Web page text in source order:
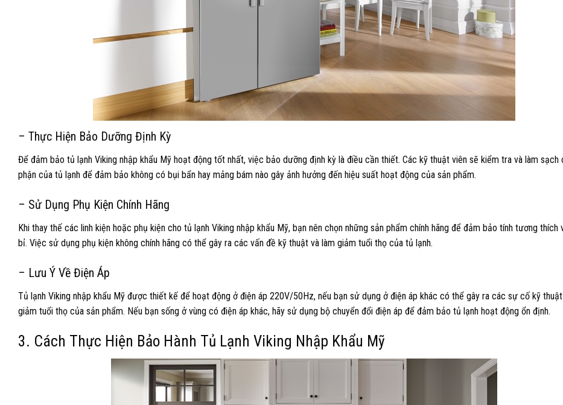
– Thực Hiện Bảo Dưỡng Định Kỳ
Để đảm bảo tủ lạnh Viking nhập khẩu Mỹ hoạt động tốt nhất, việc bảo dưỡng định kỳ là điều cần thiết. Các kỹ thuật viên sẽ kiểm tra và làm sạch
phận của tủ lạnh để đảm bảo không có bụi bẩn hay mảng bám nào gây ảnh hưởng đến hiệu suất hoạt động của sản phẩm.
– Sử Dụng Phụ Kiện Chính Hãng
Khi thay thế các linh kiện hoặc phụ kiện cho tủ lạnh Viking nhập khẩu Mỹ, bạn nên chọn những sản phẩm chính hãng để đảm bảo tính tương thích
bỉ. Việc sử dụng phụ kiện không chính hãng có thể gây ra các vấn đề kỹ thuật và làm giảm tuổi thọ của tủ lạnh.
– Lưu Ý Về Điện Áp
Tủ lạnh Viking nhập khẩu Mỹ được thiết kế để hoạt động ở điện áp 220V/50Hz, nếu bạn sử dụng ở điện áp khác có thể gây ra các sự cố kỹ
giảm tuổi thọ của sản phẩm. Nếu bạn sống ở vùng có điện áp khác, hãy sử dụng bộ chuyển đổi điện áp để đảm bảo tủ lạnh hoạt động ổn định.
3. Cách Thực Hiện Bảo Hành Tủ Lạnh Viking Nhập Khẩu Mỹ